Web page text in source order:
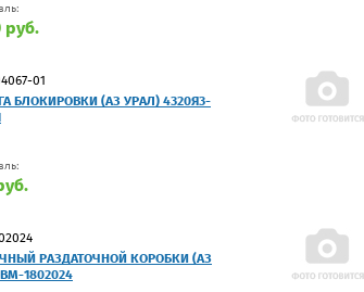
руб.
01
БЛОКИРОВКИ (АЗ УРАЛ) 4320Я3-
РАЗДАТОЧНОЙ КОРОБКИ (АЗ
1802024